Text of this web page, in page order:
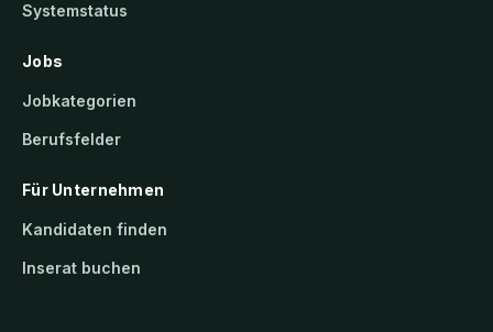
Systemstatus
Jobs
Jobkategorien
Berufsfelder
Für Unternehmen
Kandidaten finden
Inserat buchen